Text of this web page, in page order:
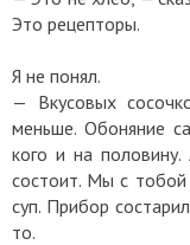
Это рецепторы.
Я не понял.
— Вкусовых
меньше. Обоняние
кого и на
состоит. Мы с тобой
суп. Прибор
то.